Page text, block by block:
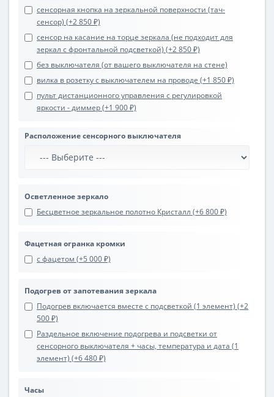
сенсорная кнопка на зеркальной поверхности (тач-
сенсор) (+2 850 ₽)
сенсор на касание на торце зеркала (не подходит для
зеркал с фронтальной подсветкой) (+2 850 ₽)
без выключателя (от вашего выключателя на стене)
вилка в розетку с выключателем на проводе (+1 850 ₽)
пульт дистанционного управления с регулировкой
яркости - диммер (+1 900 ₽)
Расположение сенсорного выключателя
Осветленное зеркало
Бесцветное зеркальное полотно Кристалл (+6 800 ₽)
Фацетная огранка кромки
с фацетом (+5 000 ₽)
Подогрев от запотевания зеркала
Подогрев включается вместе с подсветкой (1 элемент) (+2
500 ₽)
Раздельное включение подогрева и подсветки от
сенсорного выключателя + часы, температура и дата (1
элемент) (+6 480 ₽)
Часы